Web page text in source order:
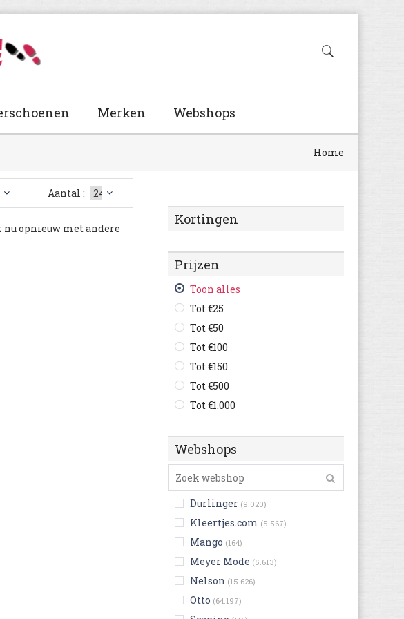
Merken Webshops
Home
Kortingen
Prijzen
Toon alles
Tot €25
Tot €50
Tot €100
Tot €150
Tot €500
Tot €1.000
Webshops
Durlinger (9.020)
Kleertjes.com (5.567)
Mango (164)
Meyer Mode (5.613)
Nelson (15.626)
Otto (64.197)
Aantal :
opnieuw met andere